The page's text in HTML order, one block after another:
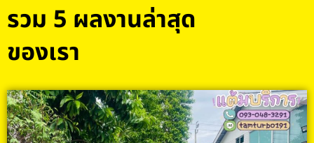
รวม 5 ผลงานล่าสุด
ของเรา